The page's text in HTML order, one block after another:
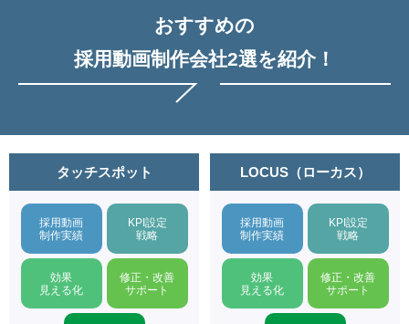
おすすめの
採用動画制作会社2選を紹介！
タッチスポット
採用動画
制作実績
KPI設定
戦略
効果
見える化
修正・改善
サポート
LOCUS（ローカス）
採用動画
制作実績
KPI設定
戦略
効果
見える化
修正・改善
サポート